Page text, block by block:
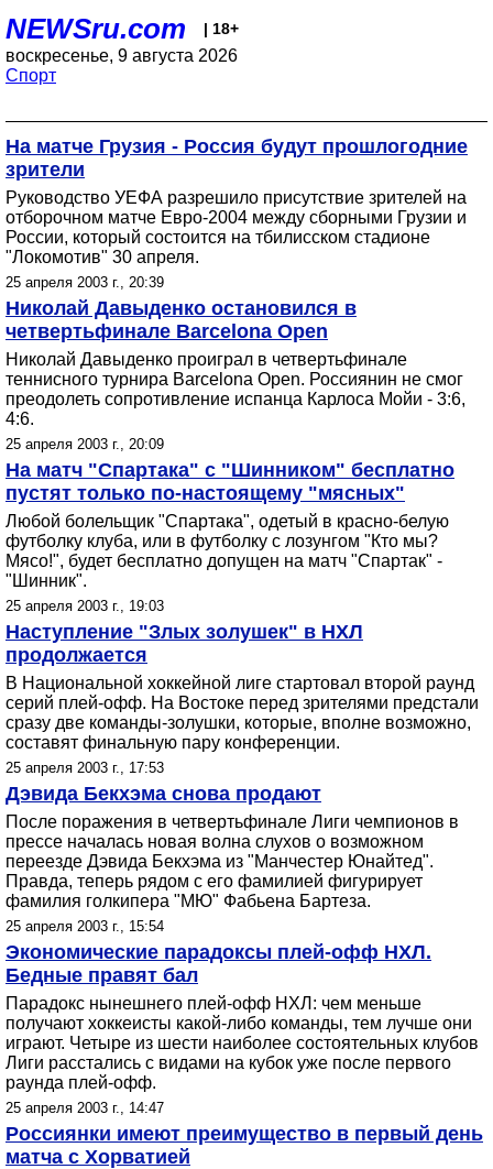
NEWSru.com | 18+
воскресенье, 9 августа 2026
Спорт
На матче Грузия - Россия будут прошлогодние
зрители
Руководство УЕФА разрешило присутствие зрителей на
отборочном матче Евро-2004 между сборными Грузии и
России, который состоится на тбилисском стадионе
"Локомотив" 30 апреля.
25 апреля 2003 г., 20:39
Николай Давыденко остановился в
четвертьфинале Barcelona Open
Николай Давыденко проиграл в четвертьфинале
теннисного турнира Barcelona Open. Россиянин не смог
преодолеть сопротивление испанца Карлоса Мойи - 3:6,
4:6.
25 апреля 2003 г., 20:09
На матч "Спартака" с "Шинником" бесплатно
пустят только по-настоящему "мясных"
Любой болельщик "Спартака", одетый в красно-белую
футболку клуба, или в футболку с лозунгом "Кто мы?
Мясо!", будет бесплатно допущен на матч "Спартак" -
"Шинник".
25 апреля 2003 г., 19:03
Наступление "Злых золушек" в НХЛ
продолжается
В Национальной хоккейной лиге стартовал второй раунд
серий плей-офф. На Востоке перед зрителями предстали
сразу две команды-золушки, которые, вполне возможно,
составят финальную пару конференции.
25 апреля 2003 г., 17:53
Дэвида Бекхэма снова продают
После поражения в четвертьфинале Лиги чемпионов в
прессе началась новая волна слухов о возможном
переезде Дэвида Бекхэма из "Манчестер Юнайтед".
Правда, теперь рядом с его фамилией фигурирует
фамилия голкипера "МЮ" Фабьена Бартеза.
25 апреля 2003 г., 15:54
Экономические парадоксы плей-офф НХЛ.
Бедные правят бал
Парадокс нынешнего плей-офф НХЛ: чем меньше
получают хоккеисты какой-либо команды, тем лучше они
играют. Четыре из шести наиболее состоятельных клубов
Лиги расстались с видами на кубок уже после первого
раунда плей-офф.
25 апреля 2003 г., 14:47
Россиянки имеют преимущество в первый день
матча с Хорватией